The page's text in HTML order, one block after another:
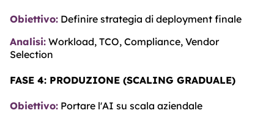
Obiettivo: Definire strategia di deployment finale
Analisi: Workload, TCO, Compliance, Vendor
Selection
FASE 4: PRODUZIONE (SCALING GRADUALE)
Obiettivo: Portare l'AI su scala aziendale